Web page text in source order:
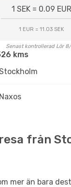
25 Aug.
1 Mellanlandning
2 Mellanlandningar
1 SEK = 0.09 EUR
1 EUR = 11.03 SEK
Senast kontrollerad Lör
kms
från
mer än bara